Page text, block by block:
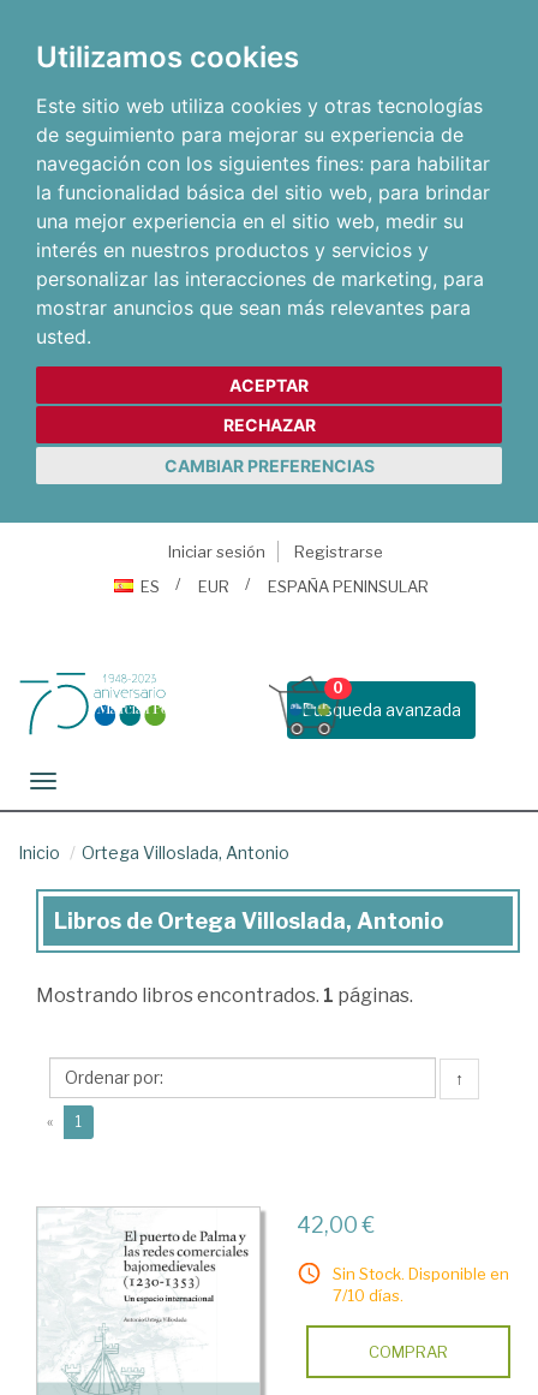
Utilizamos cookies
Este sitio web utiliza cookies y otras tecnologías
de seguimiento para mejorar su experiencia de
navegación con los siguientes fines: para habilitar
la funcionalidad básica del sitio web, para brindar
una mejor experiencia en el sitio web, medir su
interés en nuestros productos y servicios y
personalizar las interacciones de marketing, para
mostrar anuncios que sean más relevantes para
usted.
ACEPTAR
RECHAZAR
CAMBIAR PREFERENCIAS
Iniciar sesión
Registrarse
ES
EUR ESPAÑA PENINSULAR
Busqueda avanzada
0
Toggle navigation
Inicio Ortega Villoslada, Antonio
Libros
Ortega
Antonio
Libros de Ortega Villoslada, Antonio
Mostrando libros encontrados. 1 páginas.
↑
« 1
42,00 €
Sin Stock. Disponible en
7/10 días.
COMPRAR